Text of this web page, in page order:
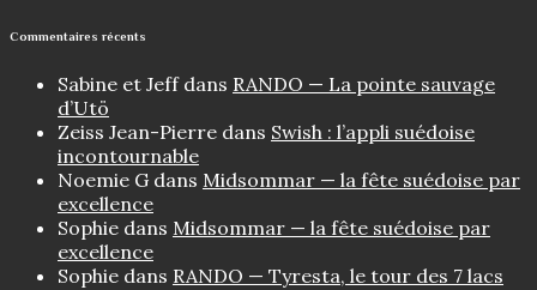
Commentaires récents
Sabine et Jeffdans RANDO — La pointe sauvage
d’Utö
Zeiss Jean-Pierre dans Swish : l’appli suédoise
incontournable
Noemie G dans Midsommar — la fête suédoise par
excellence
Sophie dans Midsommar — la fête suédoise par
excellence
Sophie dans RANDO — Tyresta, le tour des 7 lacs